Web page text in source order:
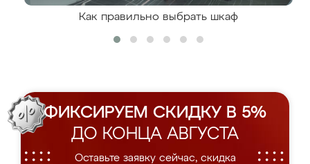
Как правильно выбрать шкаф
ФИКСИРУЕМ СКИДКУ В 5%
ДО КОНЦА АВГУСТА
Оставьте заявку сейчас, скидка